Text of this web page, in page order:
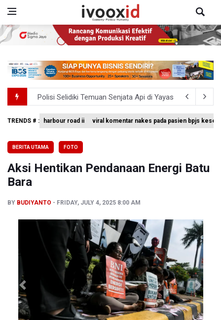
Polisi Selidiki Temuan Senjata Api di Yayasan Sekolah
995 Senjata Api Ditemukan di Sekolah Swasta di
Swiss-Belcourt Bogor Hadirkan Promo "Merdeka
Polda Metro Jaya Pulangkan Tiga WNI Korban TPPO dari
TRENDS # : harbour road ii viral komentar nakes pada pasien bpjs
BERITA UTAMA FOTO
Aksi Hentikan Pendanaan Energi Batu
Bara
BY BUDIYANTO FRIDAY, JULY 4, 2025 8:00 AM
Previous Next